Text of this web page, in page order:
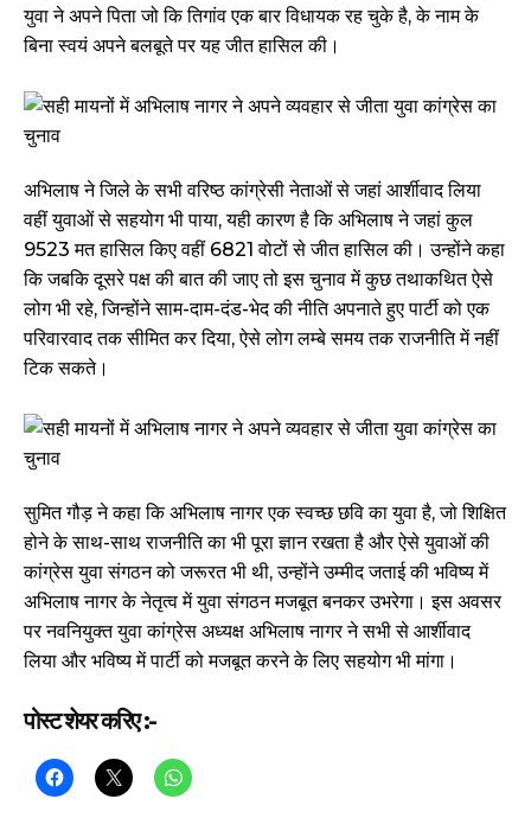
युवा ने अपने पिता जो कि तिगांव एक बार विधायक रह चुके है, के नाम के
बिना स्वयं अपने बलबूते पर यह जीत हासिल की।
अभिलाष ने जिले के सभी वरिष्ठ कांग्रेसी नेताओं से जहां आर्शीवाद लिया
वहीं युवाओं से सहयोग भी पाया, यही कारण है कि अभिलाष ने जहां कुल
9523 मत हासिल किए वहीं 6821 वोटों से जीत हासिल की। उन्होंने कहा
कि जबकि दूसरे पक्ष की बात की जाए तो इस चुनाव में कुछ तथाकथित ऐसे
लोग भी रहे, जिन्होंने साम-दाम-दंड-भेद की नीति अपनाते हुए पार्टी को एक
परिवारवाद तक सीमित कर दिया, ऐसे लोग लम्बे समय तक राजनीति में नहीं
टिक सकते।
सुमित गौड़ ने कहा कि अभिलाष नागर एक स्वच्छ छवि का युवा है, जो शिक्षित
होने के साथ-साथ राजनीति का भी पूरा ज्ञान रखता है और ऐसे युवाओं की
कांग्रेस युवा संगठन को जरूरत भी थी, उन्होंने उम्मीद जताई की भविष्य में
अभिलाष नागर के नेतृत्व में युवा संगठन मजबूत बनकर उभरेगा। इस अवसर
पर नवनियुक्त युवा कांग्रेस अध्यक्ष अभिलाष नागर ने सभी से आर्शीवाद
लिया और भविष्य में पार्टी को मजबूत करने के लिए सहयोग भी मांगा।
पोस्ट शेयर करिए :-